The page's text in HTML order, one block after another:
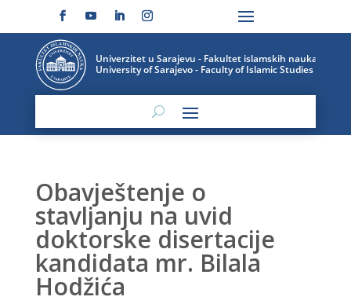
Obavještenje o
stavljanju na uvid
doktorske disertacije
kandidata mr. Bilala
Hodžića